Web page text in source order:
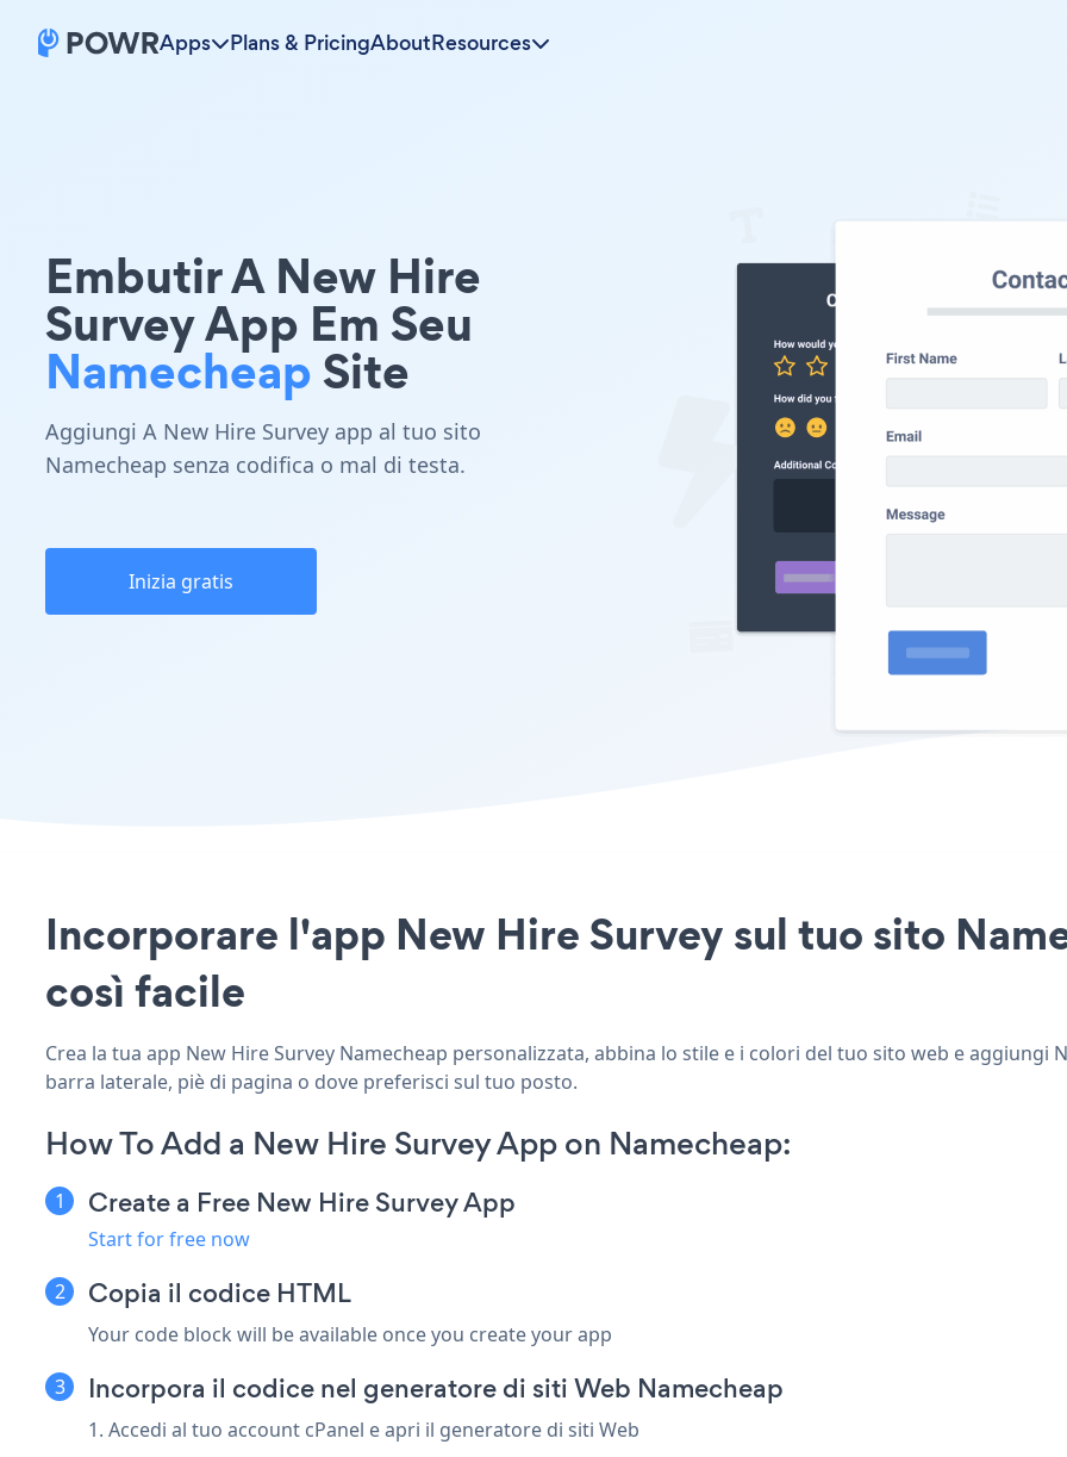
Apps Plans & PricingAboutResources
Embutir A New Hire
Survey App Em Seu
NamecheapSite
Aggiungi A New Hire Survey app al tuo sito
Namecheap senza codifica o mal di testa.
Inizia gratis
Incorporare l'app New Hire Survey sul tuo sito
così facile
Crea la tua app New Hire Survey Namecheap personalizzata, abbina lo stile e i colori del tuo sito web e aggiungi
barra laterale, piè di pagina o dove preferisci sul tuo posto.
How To Add a New Hire Survey App on Namecheap:
Create a Free New Hire Survey App
Start for free now
Copia il codice HTML
Your code block will be available once you create your app
Incorpora il codice nel generatore di siti Web Namecheap
1. Accedi al tuo account cPanel e apri il generatore di siti Web